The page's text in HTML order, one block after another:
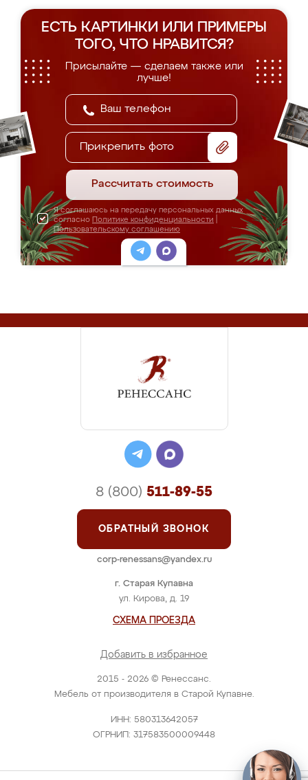
ЕСТЬ КАРТИНКИ ИЛИ ПРИМЕРЫ
ТОГО, ЧТО НРАВИТСЯ?
Присылайте — сделаем также или
лучше!
Прикрепить фото
Рассчитать стоимость
Я соглашаюсь на передачу персональных данных
согласно Политике конфиденциальности
Пользовательскому соглашению
2015 - 2026 © Ренессанс.
Мебель от производителя в Старой Купавне.
ИНН: 580313642057
ОГРНИП: 317583500009448
г. Старая Купавна
ул. Кирова, д. 19
СХЕМА ПРОЕЗДА
Добавить в избранное
8 (800) 511-89-55
ОБРАТНЫЙ ЗВОНОК
corp-renessans@yandex.ru